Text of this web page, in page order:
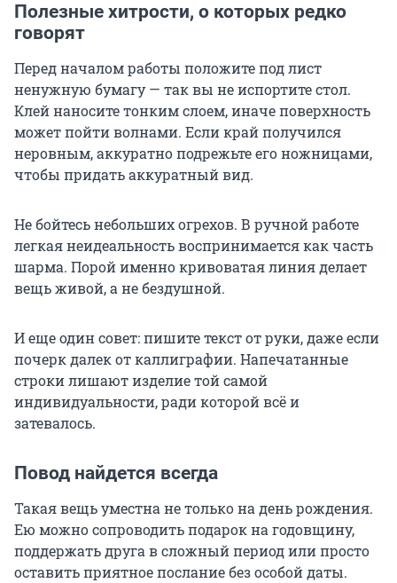
Полезные хитрости, о которых редко
говорят
Перед началом работы положите под лист
ненужную бумагу — так вы не испортите стол.
Клей наносите тонким слоем, иначе поверхность
может пойти волнами. Если край получился
неровным, аккуратно подрежьте его ножницами,
чтобы придать аккуратный вид.
Не бойтесь небольших огрехов. В ручной работе
легкая неидеальность воспринимается как часть
шарма. Порой именно кривоватая линия делает
вещь живой, а не бездушной.
И еще один совет: пишите текст от руки, даже если
почерк далек от каллиграфии. Напечатанные
строки лишают изделие той самой
индивидуальности, ради которой всё и
затевалось.
Повод найдется всегда
Такая вещь уместна не только на день рождения.
Ею можно сопроводить подарок на годовщину,
поддержать друга в сложный период или просто
оставить приятное послание без особой даты.